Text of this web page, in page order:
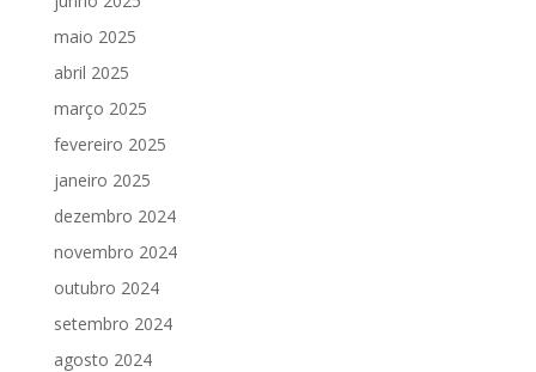
maio 2025
abril 2025
março 2025
fevereiro 2025
janeiro 2025
dezembro 2024
novembro 2024
outubro 2024
setembro 2024
agosto 2024